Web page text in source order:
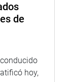
de
hoy,